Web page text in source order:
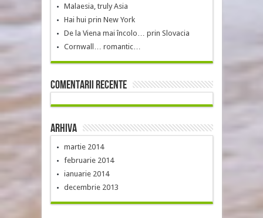
Malaesia, truly Asia
Hai hui prin New York
De la Viena mai încolo… prin Slovacia
Cornwall… romantic…
Comentarii recente
Arhiva
martie 2014
februarie 2014
ianuarie 2014
decembrie 2013